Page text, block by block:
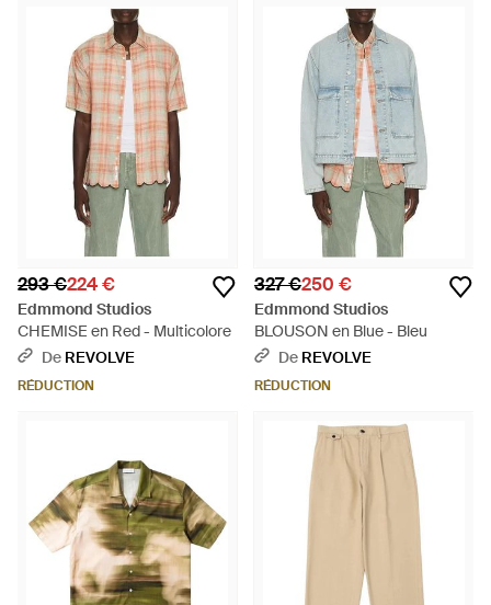
293 €224 €
Edmmond Studios
CHEMISE en Red - Multicolore
De REVOLVE
RÉDUCTION
327 €250 €
Edmmond Studios
BLOUSON en Blue - Bleu
De REVOLVE
RÉDUCTION